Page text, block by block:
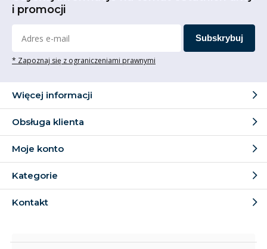
i promocji
Subskrybuj
* Zapoznaj się z ograniczeniami prawnymi
Więcej informacji
Obsługa klienta
Moje konto
Kategorie
Kontakt